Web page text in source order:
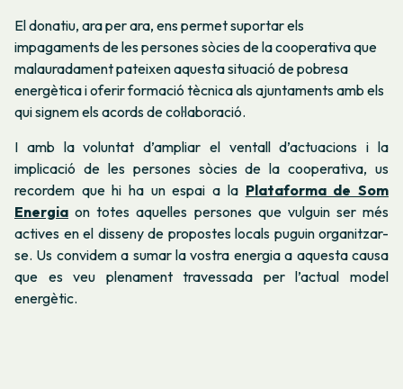
El donatiu, ara per ara, ens permet suportar els
impagaments de les persones sòcies de la cooperativa que
malauradament pateixen aquesta situació de pobresa
energètica i oferir formació tècnica als ajuntaments amb els
qui signem els acords de col·laboració.
I amb la voluntat d’ampliar el ventall d’actuacions i la
implicació de les persones sòcies de la cooperativa, us
recordem que hi ha un espai a la Plataforma de Som
Energia on totes aquelles persones que vulguin ser més
actives en el disseny de propostes locals puguin organitzar-
se. Us convidem a sumar la vostra energia a aquesta causa
que es veu plenament travessada per l’actual model
energètic.